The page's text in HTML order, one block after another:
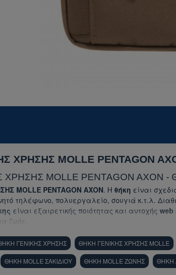
ΧΡΗΣΗΣ MOLLE PENTAGON
MOLLE PENTAGON AXON -
MOLLE PENTAGON AXON. Η θήκη είναι
τηλέφωνο, πολυεργαλείο, σουγιά κ.τ.λ.
είναι εξαιρετικής ποιότητας και αντοχής web
ζωής.
ΓΕΝΙΚΗΣ ΧΡΗΣΗΣ ΘΗΚΗ ΓΕΝΙΚΗΣ ΧΡΗΣΗΣ MOLLE
ΘΗΚΗ MOLLE ΣΑΚΙΔΙΟΥ ΘΗΚΗ MOLLE ΖΩΝΗΣ ΘΗΚΗ